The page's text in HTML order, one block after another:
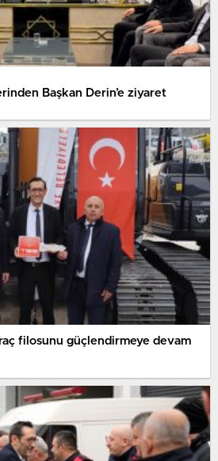
Başkan Derin’e ziyaret
filosunu güçlendirmeye devam